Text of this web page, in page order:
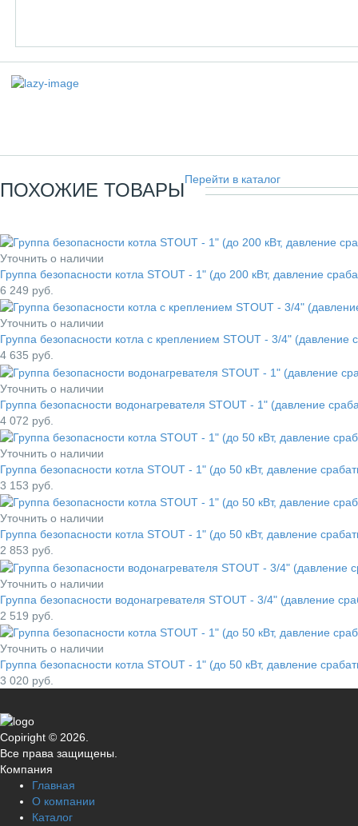
ПОХОЖИЕ ТОВАРЫПерейти в каталог
Уточнить о наличии
Группа безопасности котла STOUT - 1" (до 200 кВт, давление
6 249 руб.
Уточнить о наличии
Группа безопасности котла с креплением STOUT - 3/4"
4 635 руб.
Уточнить о наличии
Группа безопасности водонагревателя STOUT - 1" (давление
4 072 руб.
Уточнить о наличии
Группа безопасности котла STOUT - 1" (до 50 кВт, давление
3 153 руб.
Уточнить о наличии
Группа безопасности котла STOUT - 1" (до 50 кВт, давление
2 853 руб.
Уточнить о наличии
Группа безопасности водонагревателя STOUT - 3/4" (давление
2 519 руб.
Уточнить о наличии
Группа безопасности котла STOUT - 1" (до 50 кВт, давление
3 020 руб.
Copiright © 2026.
Все права защищены.
Компания
Главная
О компании
Каталог